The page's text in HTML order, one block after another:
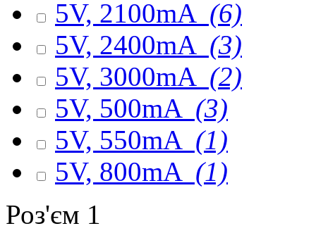
5V, 2100mA (6)
5V, 2400mA (3)
5V, 3000mA (2)
5V, 500mA (3)
5V, 550mA (1)
5V, 800mA (1)
Роз'єм 1